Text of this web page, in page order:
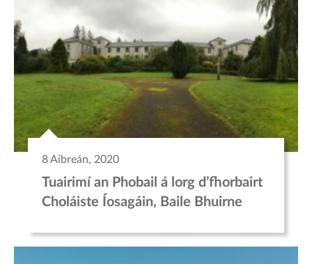
8 Aibreán, 2020
Tuairimí an Phobail á lorg d’fhorbairt
Choláiste Íosagáin, Baile Bhuirne